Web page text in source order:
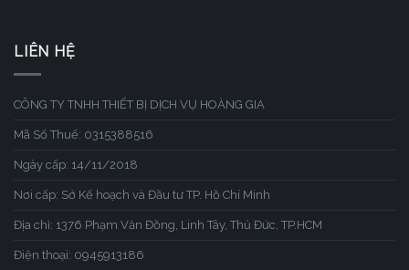
LIÊN HỆ
CÔNG TY TNHH THIẾT BỊ DỊCH VỤ HOÀNG GIA
Mã Số Thuế: 0315388516
Ngày cấp: 14/11/2018
Nơi cấp: Sở Kế hoạch và Đầu tư TP. Hồ Chí Minh
Địa chỉ: 1376 Phạm Văn Đồng, Linh Tây, Thủ Đức, TP.HCM
Điện thoại: 0945913186